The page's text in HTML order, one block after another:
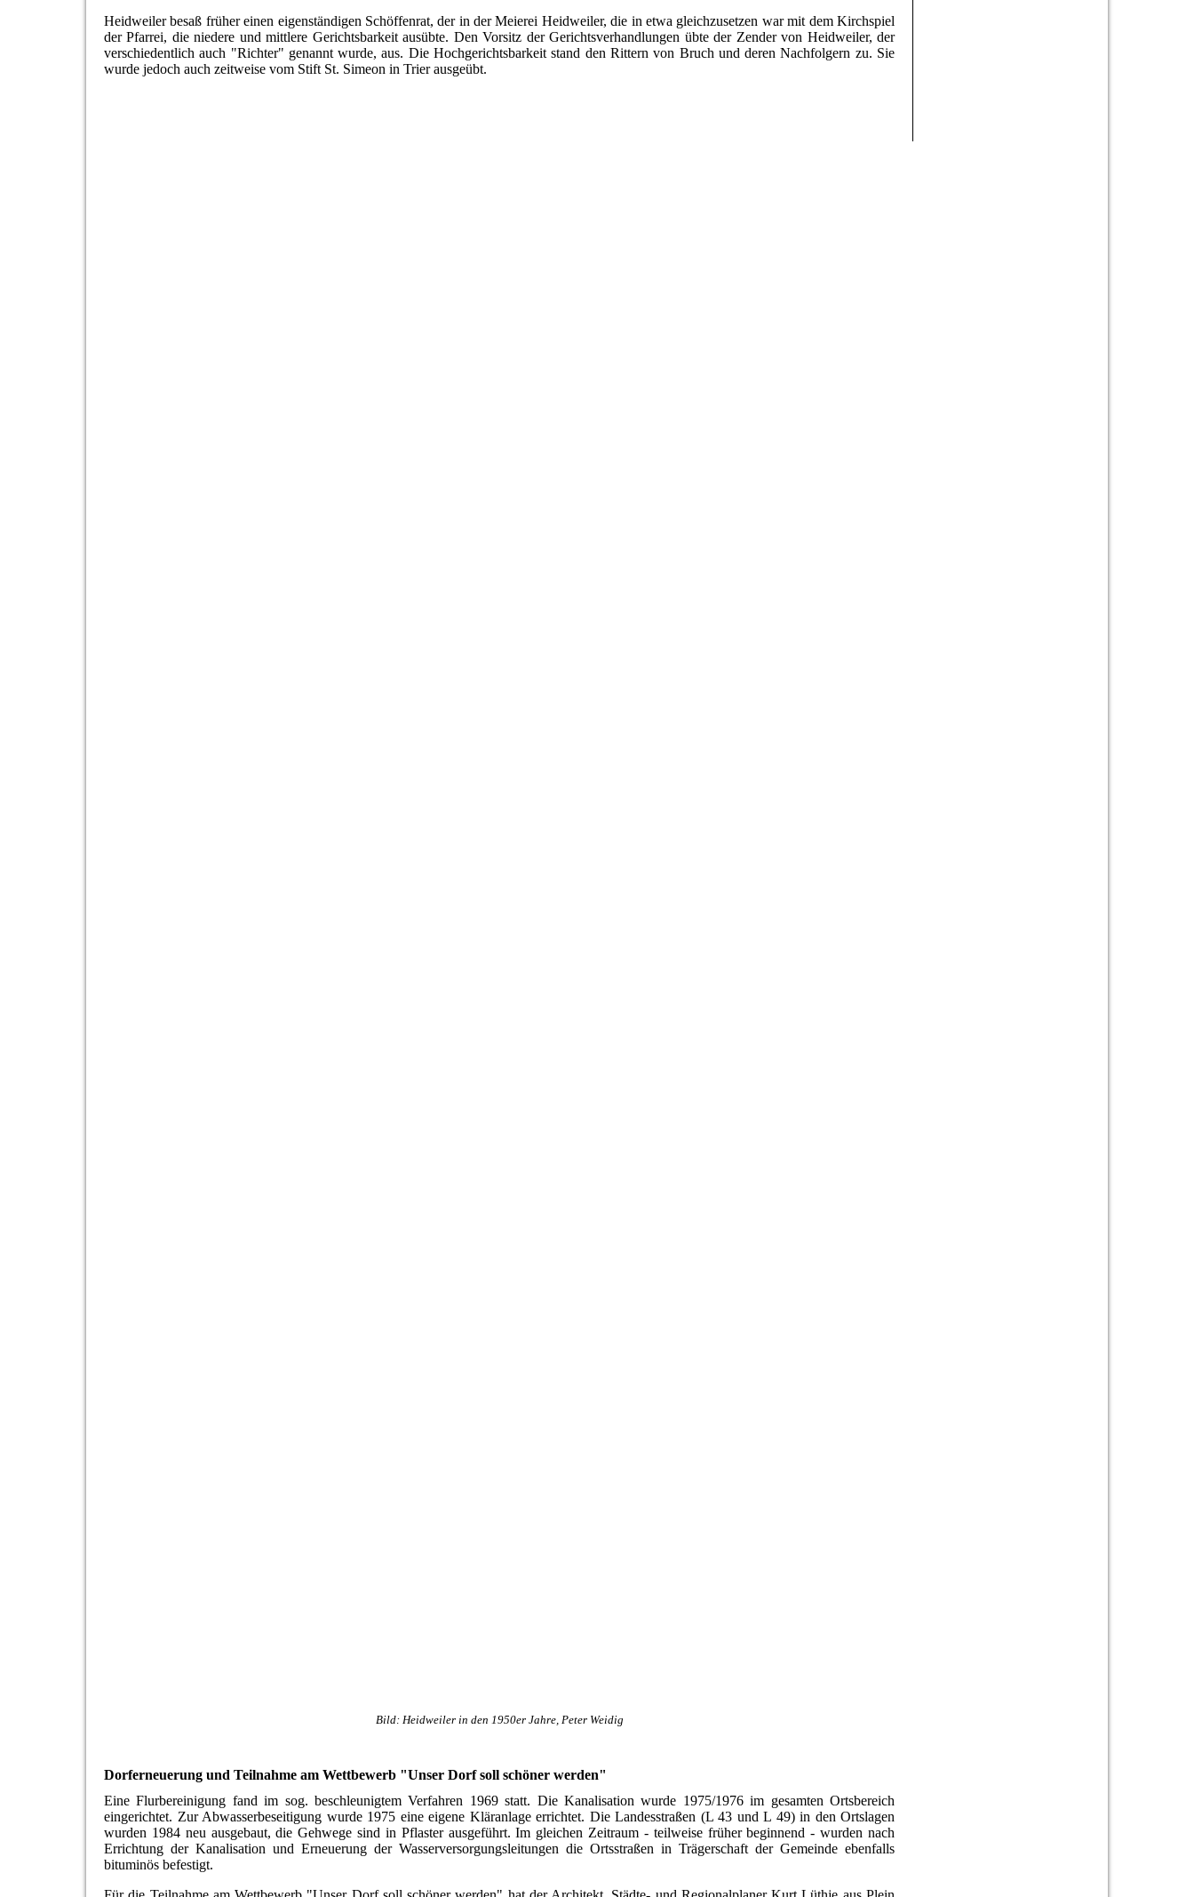
Heidweiler besaß früher einen eigenständigen Schöffenrat, der in der Meierei Heidweiler, die in etwa gleichzusetzen war mit dem Kirchspiel
der Pfarrei, die niedere und mittlere Gerichtsbarkeit ausübte. Den Vorsitz der Gerichtsverhandlungen übte der Zender von Heidweiler, der
verschiedentlich auch "Richter" genannt wurde, aus. Die Hochgerichtsbarkeit stand den Rittern von Bruch und deren Nachfolgern zu. Sie
wurde jedoch auch zeitweise vom Stift St. Simeon in Trier ausgeübt.
Bild: Heidweiler in den 1950er Jahre, Peter Weidig
Dorferneuerung und Teilnahme am Wettbewerb "Unser Dorf soll schöner werden"
Eine Flurbereinigung fand im sog. beschleunigtem Verfahren 1969 statt. Die Kanalisation wurde 1975/1976 im gesamten Ortsbereich
eingerichtet. Zur Abwasserbeseitigung wurde 1975 eine eigene Kläranlage errichtet. Die Landesstraßen (L 43 und L 49) in den Ortslagen
wurden 1984 neu ausgebaut, die Gehwege sind in Pflaster ausgeführt. Im gleichen Zeitraum - teilweise früher beginnend - wurden nach
Errichtung der Kanalisation und Erneuerung der Wasserversorgungsleitungen die Ortsstraßen in Trägerschaft der Gemeinde ebenfalls
bituminös befestigt.